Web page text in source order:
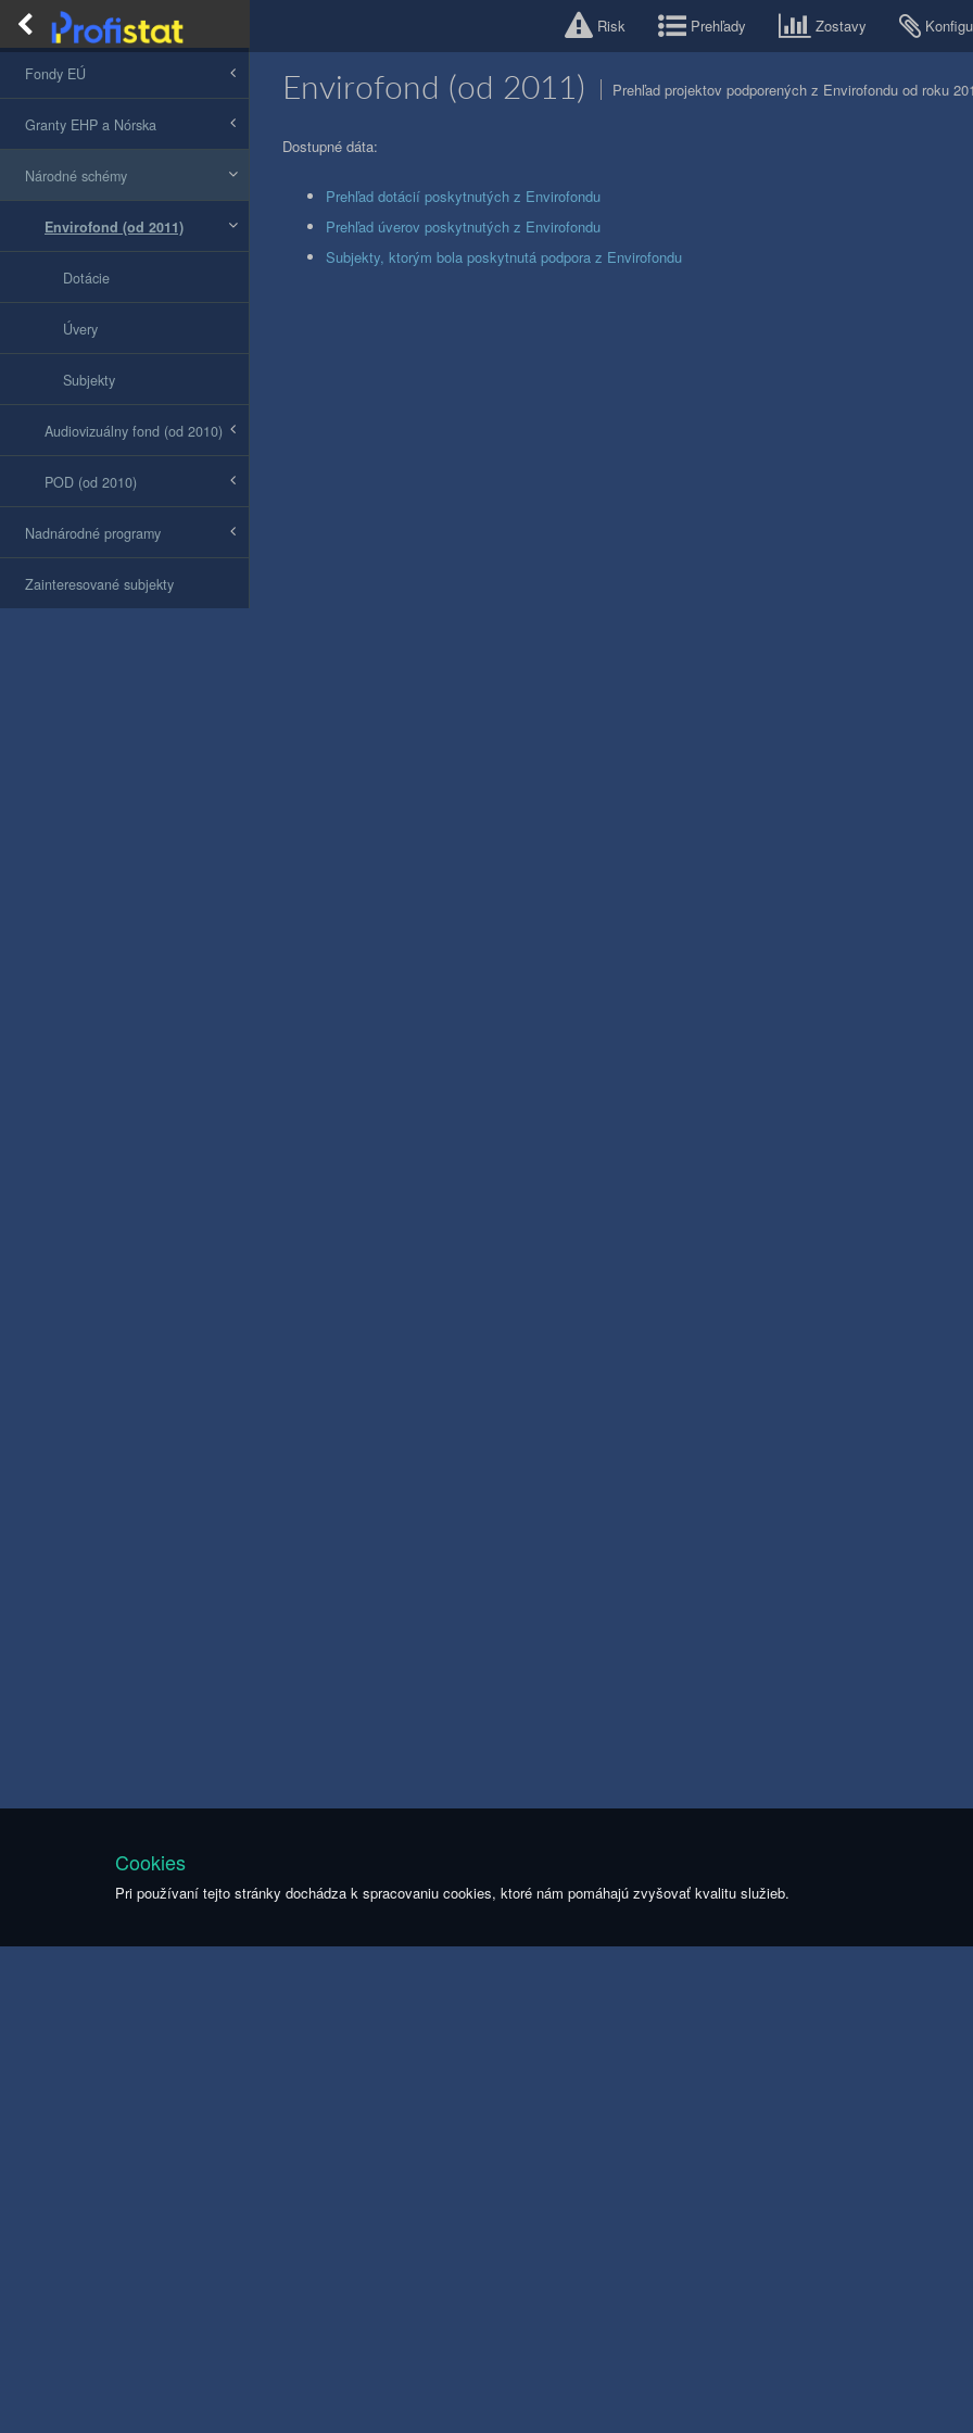
PROFISTAT
Risk Prehľady Zostavy
Fondy EÚ
Granty EHP a Nórska
Národné schémy
Envirofond (od 2011)
Dotácie
Úvery
Subjekty
Audiovizuálny fond (od 2010)
POD (od 2010)
Nadnárodné programy
Zainteresované subjekty
Envirofond (od 2011) Prehľad projektov podporených z Envirofondu od roku
Dostupné dáta:
Prehľad dotácií poskytnutých z Envirofondu
Prehľad úverov poskytnutých z Envirofondu
Subjekty, ktorým bola poskytnutá podpora z Envirofondu
Cookies
Pri používaní tejto stránky dochádza k spracovaniu cookies, ktoré nám pomáhajú zvyšovať kvalitu služieb.